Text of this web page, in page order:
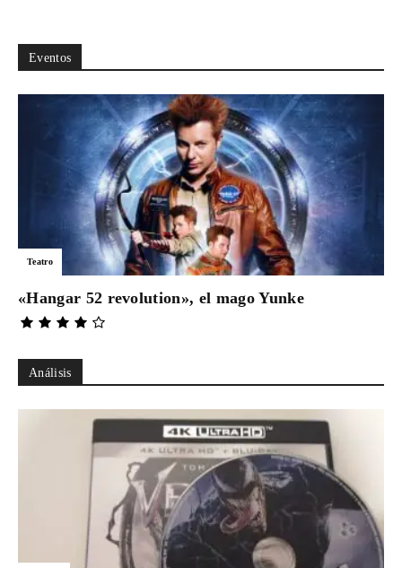
Eventos
Teatro
«Hangar 52 revolution», el mago Yunke
Análisis